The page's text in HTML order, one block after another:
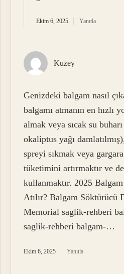
Ekim 6, 2025 Yanıtla
Kuzey
Genizdeki balgam nasıl
balgamı atmanın en hızlı
almak veya sıcak su
okaliptus yağı
spreyi sıkmak veya
tüketimini artırmaktır ve
kullanmaktır. 2025
Atılır? Balgam Söktürücü
Memorial saglik-rehberi
saglik-rehberi balgam-…
Ekim 6, 2025 Yanıtla